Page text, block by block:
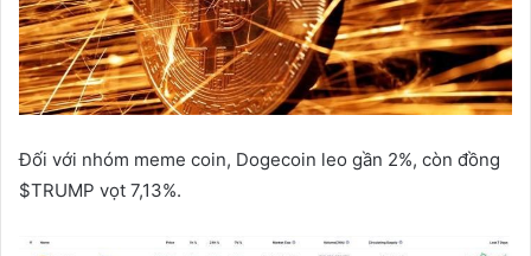
Đối với nhóm meme coin, Dogecoin leo gần 2%, còn đồng
$TRUMP vọt 7,13%.